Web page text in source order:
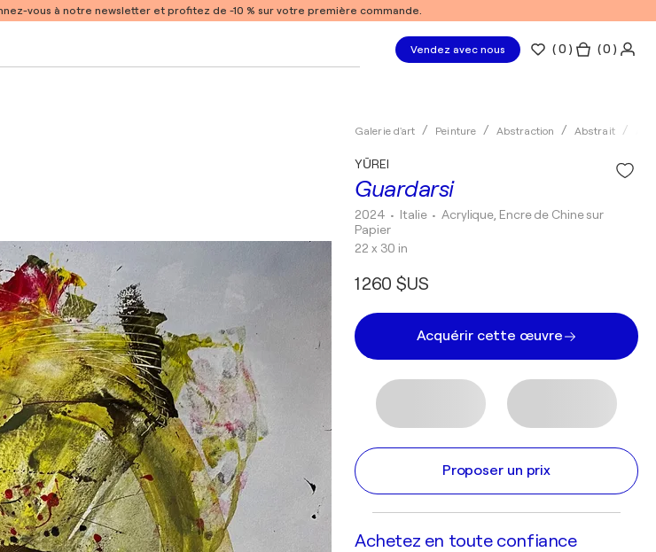
vous à notre newsletter et profitez de -10 % sur votre première commande.
Vendez avec nous (0 ) ( 0 )
Galerie d'art Peinture Abstraction Abstrait
Guardarsi
YŪREI
2024 • Italie •Acrylique, Encre de Chine sur
Papier
22 x 30 in
1 260 $US
Acquérir cette œuvre
Proposer un prix
Achetez en toute confiance